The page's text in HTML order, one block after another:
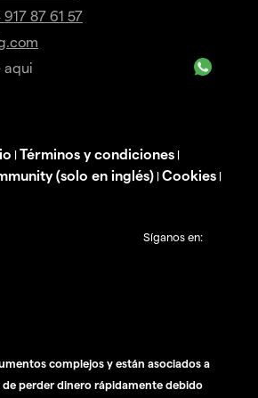
87 61 57
aqui
| Términos y condiciones |
(solo en inglés) | Cookies |
Síganos en:
complejos y están asociados a
de perder dinero rápidamente debido